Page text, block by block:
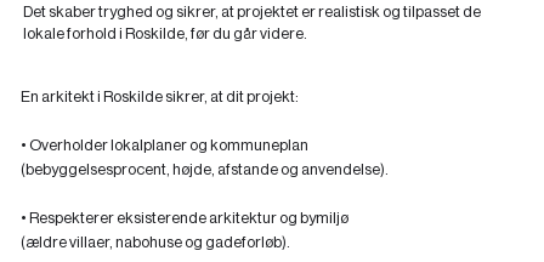
Det skaber tryghed og sikrer, at projektet er realistisk og tilpasset de
lokale forhold i Roskilde, før du går videre.
En arkitekt i Roskilde sikrer, at dit projekt:
• Overholder lokalplaner og kommuneplan
(bebyggelsesprocent, højde, afstande og anvendelse).
• Respekterer eksisterende arkitektur og bymiljø
(ældre villaer, nabohuse og gadeforløb).